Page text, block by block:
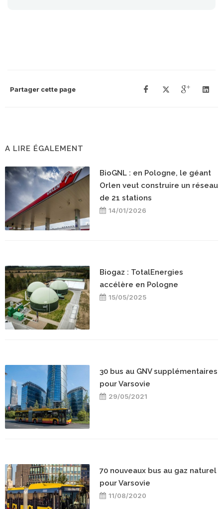
Partager cette page
A LIRE ÉGALEMENT
BioGNL : en Pologne, le géant
Orlen veut construire un réseau
de 21 stations
14/01/2026
Biogaz : TotalEnergies
accélère en Pologne
15/05/2025
30 bus au GNV supplémentaires
pour Varsovie
29/05/2021
70 nouveaux bus au gaz naturel
pour Varsovie
11/08/2020